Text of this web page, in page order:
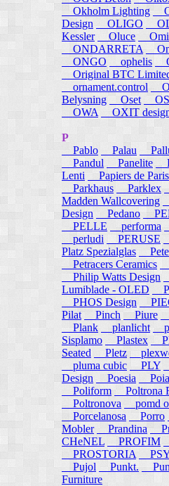
Okholm Lighting
Design
OLIGO
Kessler
Oluce
ONDARRETA
ONGO
ophelis
Original BTC
ornament.control
Belysning
Oset
OWA
OXIT
P
Pablo
Palau
Pandul
Panelite
Lenti
Papiers de Paris
Parkhaus
Parklex
Madden Wallcovering
Design
Pedano
PELLE
performa
perludi
PERUSE
Platz Spezialglas
Petracers Ceramics
Philip Watts Design
Lumiblade - OLED
PHOS Design
Pilat
Pinch Piure
Plank
planlicht
Sisplamo
Plastex
Seated
Pletz
pluma cubic
PLY
Design
Poesia
Poliform
Poltrona
Poltronova
pomd
Porcelanosa
Porro
Mobler
Prandina
CHeNEL
PROFIM
PROSTORIA
Pujol
Punkt.
Furniture